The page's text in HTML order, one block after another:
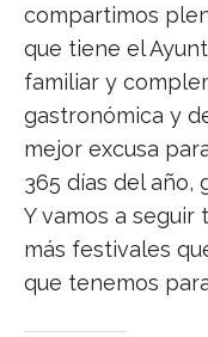
compartimos
que tiene el
familiar y
gastronómica y
mejor excusa
365 días del año,
Y vamos a
más festivales
que tenemos